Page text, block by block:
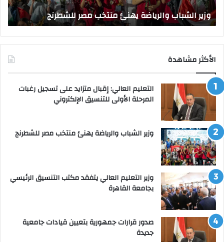
وزير الشباب والرياضة يهنئ منتخب مصر للشطرنج
الأكثر مشاهدة
التعليم العالي: إقبال متزايد على تسجيل رغبات
المرحلة الأولى للتنسيق الإلكتروني
وزير الشباب والرياضة يهنئ منتخب مصر للشطرنج
وزير التعليم العالي يتفقد مكتب التنسيق الرئيسي
بجامعة القاهرة
صدور قرارات جمهورية بتعيين قيادات جامعية
جديدة